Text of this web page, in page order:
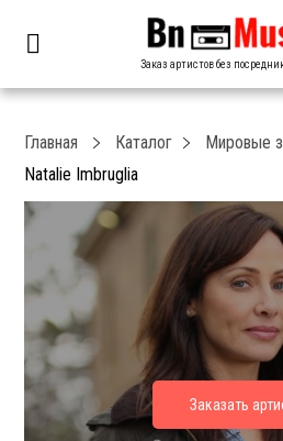
Заказ артистов без
Главная Каталог
Мировые
Natalie Imbruglia